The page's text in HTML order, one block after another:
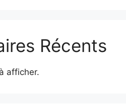
Récents
afficher.